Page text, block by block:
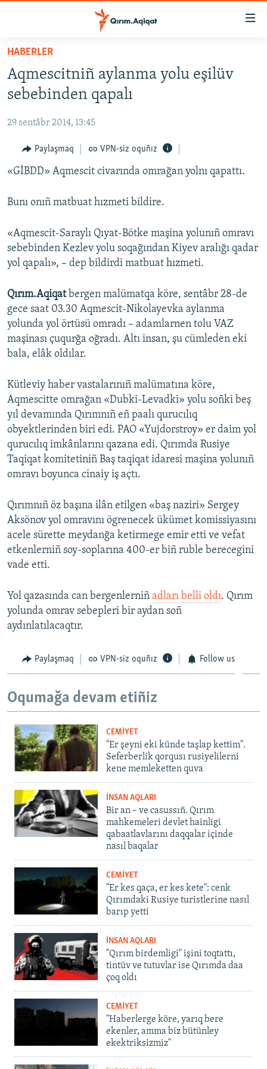
Esas
qaytmaq
Baş
qaytmaq
qaytmaq
SİYASET
CEMİYET
MEDENİYET
İNSAN AQLARI
BLOGLAR
FİKİR
Русский
Українською
QOŞULIÑIZ!
RFE/RS bütün saytları
HABERLER
Aqmescitniñ aylanma yolu eşilüv
sebebinden qapalı
29 sentâbr 2014, 13:45
Paylaşmaq VPN-siz oquñız
«GİBDD» Aqmescit civarında omrağan yolnı qapattı.
Bunı onıñ matbuat hızmeti bildire.
«Aqmescit-Saraylı Qıyat-Bötke maşina yolunıñ omravı
sebebinden Kezlev yolu soqağından Kiyev aralığı qadar
yol qapalı», – dep bildirdi matbuat hızmeti.
Qırım.Aqiqatbergen malümatqa köre, sentâbr 28-de
gece saat 03.30 Aqmescit-Nikolayevka aylanma
yolunda yol örtüsü omradı – adamlarnen tolu VAZ
maşinası çuqurğa oğradı. Altı insan, şu cümleden eki
bala, elâk oldılar.
Kütleviy haber vastalarınıñ malümatına köre,
Aqmescitte omrağan «Dubki-Levadki» yolu soñki beş
yıl devamında Qırımnıñ eñ paalı qurucılıq
obyektlerinden biri edi. PAO «Yujdorstroy» er daim yol
qurucılıq imkânlarını qazana edi. Qırımda Rusiye
Taqiqat komitetiniñ Baş taqiqat idaresi maşina yolunıñ
omravı boyunca cinaiy iş açtı.
Qırımnıñ öz başına ilân etilgen «baş naziri» Sergey
Aksönov yol omravını ögrenecek ükümet komissiyasını
acele sürette meydanğa ketirmege emir etti ve vefat
etkenlerniñ soy-soplarına 400-er biñ ruble berecegini
vade etti.
Yol qazasında can bergenlerniñ adları belli oldı. Qırım
yolunda omrav sebepleri bir aydan soñ
aydınlatılacaqtır.
Paylaşmaq VPN-siz oquñız Follow us
Oqumağa devam etiñiz
CEMİYET
"Er şeyni eki künde taşlap kettim".
Seferberlik qorqusı rusiyelilerni
kene memleketten quva
İNSAN AQLARI
Bir an – ve casussıñ. Qırım
mahkemeleri devlet hainligi
qabaatlavlarını daqqalar içinde
nasıl baqalar
CEMİYET
"Er kes qaça, er kes kete": cenk
Qırımdaki Rusiye turistlerine nasıl
barıp yetti
İNSAN AQLARI
"Qırım birdemligi" işini toqtattı,
tintüv ve tutuvlar ise Qırımda daa
çoq oldı
CEMİYET
"Haberlerge köre, yarıq bere
ekenler, amma biz bütünley
ekektriksizmiz"